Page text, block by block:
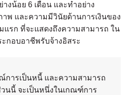
งน้อย 6 เดือน และทำอย่าง
าพ และความมีวินัยด้านการเงินของ
แรก ที่จะแสดงถึงความสามารถ ใน
กอบอาชีพรับจ้างอิสระ
การเป็นหนี้ และความสามารถ
นนี้ จะเป็นหนึ่งในเกณฑ์การ